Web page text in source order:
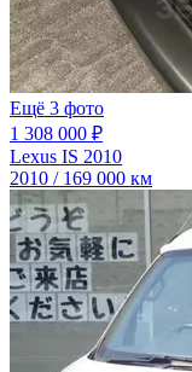
Ещё 3 фото
1 308 000 ₽
Lexus IS 2010
2010 / 169 000 км